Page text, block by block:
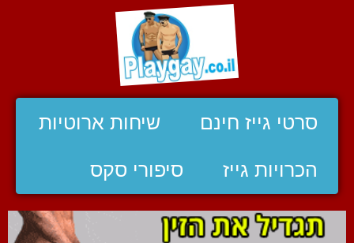
סרטי גייז חינם שיחות ארוטיות
הכרויות גייז סיפורי סקס